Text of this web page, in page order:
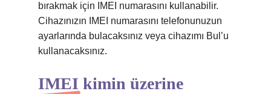
bırakmak için IMEI numarasını kullanabilir.
Cihazınızın IMEI numarasını telefonunuzun
ayarlarında bulacaksınız veya cihazımı Bul’u
kullanacaksınız.
IMEI kimin üzerine